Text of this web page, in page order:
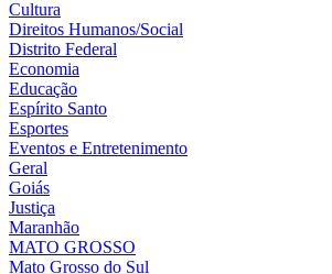
Cultura
Direitos Humanos/Social
Distrito Federal
Economia
Educação
Espírito Santo
Esportes
Eventos e Entretenimento
Geral
Goiás
Justiça
Maranhão
MATO GROSSO
Mato Grosso do Sul